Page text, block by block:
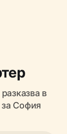
в
София